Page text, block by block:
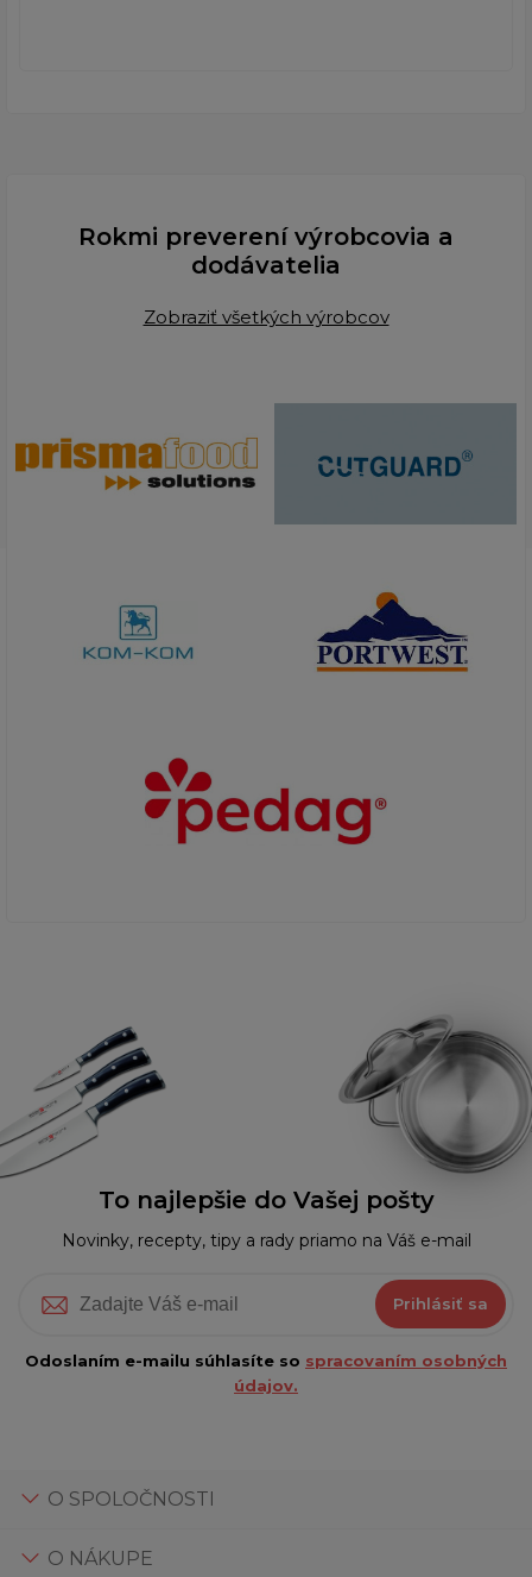
Rokmi preverení výrobcovia a
dodávatelia
Zobraziť všetkých výrobcov
To najlepšie do Vašej pošty
Novinky, recepty, tipy a rady priamo na Váš e-mail
Prihlásiť sa
Odoslaním e-mailu súhlasíte so spracovaním osobných
údajov.
O SPOLOČNOSTI
O NÁKUPE